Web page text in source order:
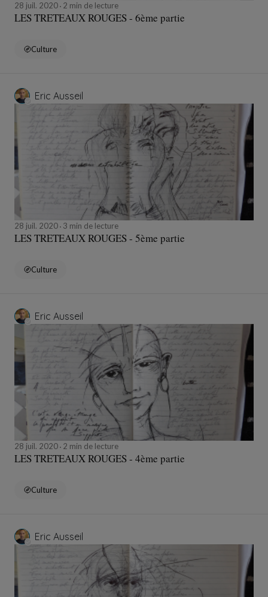
28 juil. 2020 2 min de lecture
LES TRETEAUX ROUGES - 6ème partie
Culture
Eric Ausseil
28 juil. 2020 3 min de lecture
LES TRETEAUX ROUGES - 5ème partie
Culture
Eric Ausseil
28 juil. 2020 2 min de lecture
LES TRETEAUX ROUGES - 4ème partie
Culture
Eric Ausseil